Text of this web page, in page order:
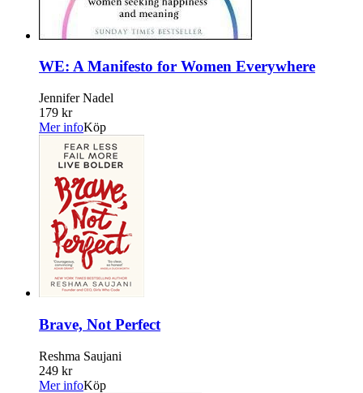
WE: A Manifesto for Women Everywhere
Jennifer Nadel
179 kr
Mer infoKöp
Brave, Not Perfect
Reshma Saujani
249 kr
Mer infoKöp